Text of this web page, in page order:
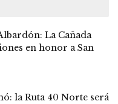
La Cañada
en honor a San
la Ruta 40 Norte será